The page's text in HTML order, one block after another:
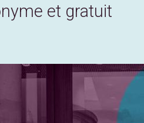
et gratuit